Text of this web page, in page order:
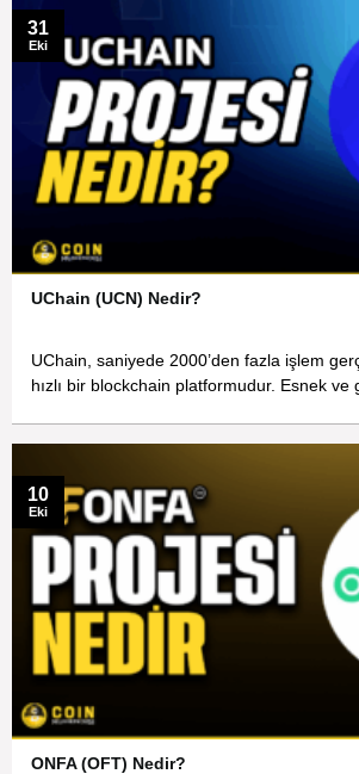
UChain (UCN) Nedir?
UChain, saniyede 2000’den fazla işlem
hızlı bir blockchain platformudur. Esnek ve
31
Eki
ONFA (OFT) Nedir?
10
Eki